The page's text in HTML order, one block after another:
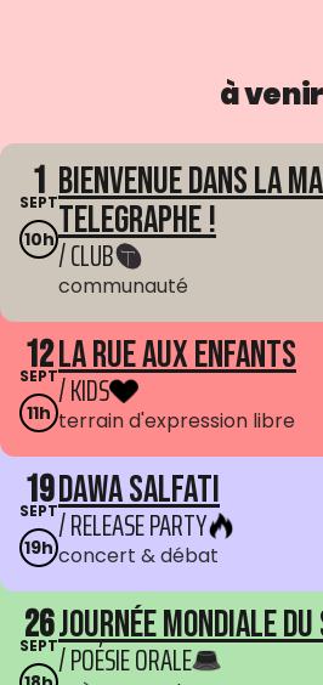
à venir
1
SEPT
10h
Bienvenue dans La
Telegraphe !
/ CLUB
communauté
12
SEPT
11h
La Rue aux enfants
/ KIDS
terrain d'expression libre
19
SEPT
19h
Dawa Salfati
/ RELEASE PARTY
concert & débat
26
SEPTJournée mondiale du
/ POÉSIE ORALE